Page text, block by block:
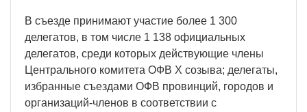
В съезде принимают участие более 1 300
делегатов, в том числе 1 138 официальных
делегатов, среди которых действующие члены
Центрального комитета ОФВ X созыва; делегаты,
избранные съездами ОФВ провинций, городов и
организаций-членов в соответствии с